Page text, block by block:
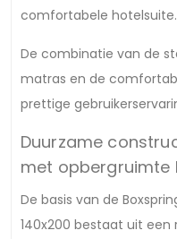
comfortabele hotelsuite.
De combinatie van de
matras en de
prettige
Duurzame
met opbergruimte
De basis van de
140x200 bestaat uit